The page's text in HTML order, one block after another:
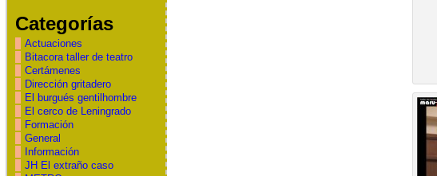
Categorías
Actuaciones
Bitacora taller de teatro
Certámenes
Dirección gritadero
El burgués gentilhombre
El cerco de Leningrado
Formación
General
Información
JH El extraño caso